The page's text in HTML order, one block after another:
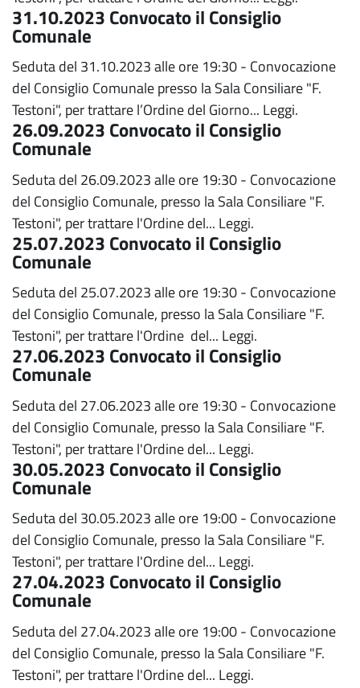
31.10.2023 Convocato il Consiglio
Comunale
Seduta del 31.10.2023 alle ore 19:30 - Convocazione
del Consiglio Comunale presso la Sala Consiliare "F.
Testoni", per trattare l’Ordine del Giorno... Leggi.
26.09.2023 Convocato il Consiglio
Comunale
Seduta del 26.09.2023 alle ore 19:30 - Convocazione
del Consiglio Comunale, presso la Sala Consiliare "F.
Testoni", per trattare l'Ordine del... Leggi.
25.07.2023 Convocato il Consiglio
Comunale
Seduta del 25.07.2023 alle ore 19:30 - Convocazione
del Consiglio Comunale, presso la Sala Consiliare "F.
Testoni", per trattare l'Ordine del... Leggi.
27.06.2023 Convocato il Consiglio
Comunale
Seduta del 27.06.2023 alle ore 19:30 - Convocazione
del Consiglio Comunale, presso la Sala Consiliare "F.
Testoni", per trattare l'Ordine del... Leggi.
30.05.2023 Convocato il Consiglio
Comunale
Seduta del 30.05.2023 alle ore 19:00 - Convocazione
del Consiglio Comunale, presso la Sala Consiliare "F.
Testoni", per trattare l'Ordine del... Leggi.
27.04.2023 Convocato il Consiglio
Comunale
Seduta del 27.04.2023 alle ore 19:00 - Convocazione
del Consiglio Comunale, presso la Sala Consiliare "F.
Testoni", per trattare l'Ordine del... Leggi.